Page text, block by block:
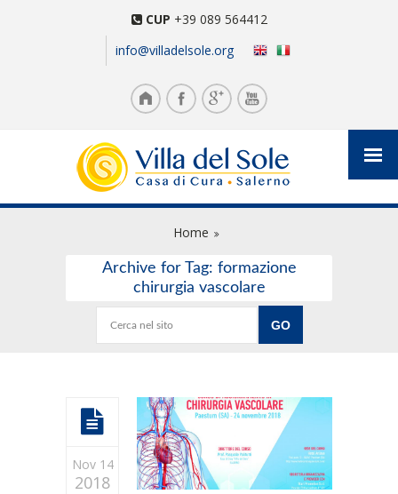
CUP +39 089 564412
info@villadelsole.org
Home
Archive for Tag: formazione
chirurgia vascolare
Nov 14
2018